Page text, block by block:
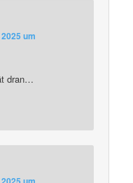
um
dran…